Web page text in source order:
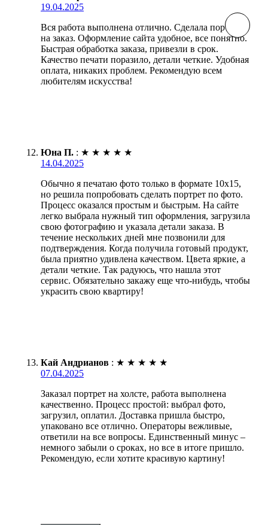
19.04.2025
Вся работа выполнена отлично. Сделала портрет
на заказ. Оформление сайта удобное, все понятно.
Быстрая обработка заказа, привезли в срок.
Качество печати поразило, детали четкие. Удобная
оплата, никаких проблем. Рекомендую всем
любителям искусства!
Юна П. : ★ ★ ★ ★ ★
14.04.2025
Обычно я печатаю фото только в формате 10х15,
но решила попробовать сделать портрет по фото.
Процесс оказался простым и быстрым. На сайте
легко выбрала нужный тип оформления, загрузила
свою фотографию и указала детали заказа. В
течение нескольких дней мне позвонили для
подтверждения. Когда получила готовый продукт,
была приятно удивлена качеством. Цвета яркие, а
детали четкие. Так радуюсь, что нашла этот
сервис. Обязательно закажу еще что-нибудь, чтобы
украсить свою квартиру!
Кай Андрианов : ★ ★ ★ ★ ★
07.04.2025
Заказал портрет на холсте, работа выполнена
качественно. Процесс простой: выбрал фото,
загрузил, оплатил. Доставка пришла быстро,
упаковано все отлично. Операторы вежливые,
ответили на все вопросы. Единственный минус –
немного забыли о сроках, но все в итоге пришло.
Рекомендую, если хотите красивую картину!